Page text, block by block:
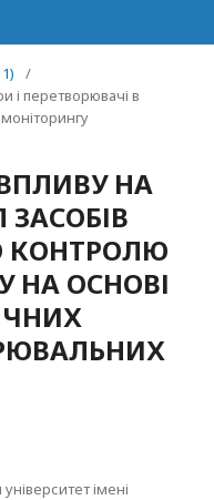
/
і перетворювачі в
НА
КОНТРОЛЮ
НА ОСНОВІ
імені